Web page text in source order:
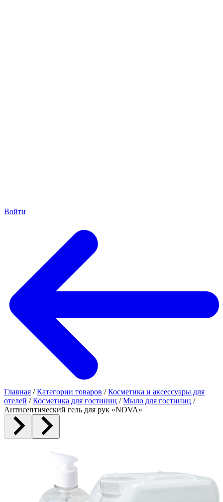
Войти
Главная / Категории товаров / Косметика и аксессуары для
отелей / Косметика для гостиниц / Мыло для гостиниц /
Антисептический гель для рук «NOVA»